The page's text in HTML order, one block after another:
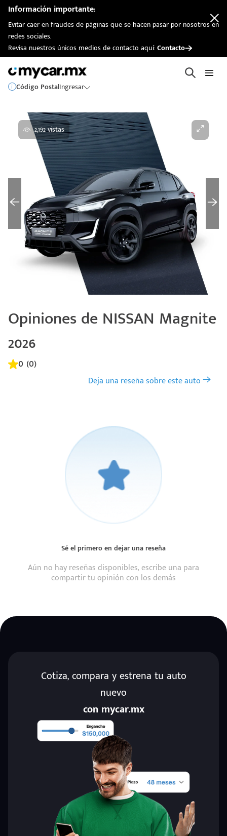
Información importante:
Evitar caer en fraudes de páginas que se hacen pasar por nosotros en
redes sociales.
Revisa nuestros únicos medios de contacto aquí:Contacto
Código PostalIngresar
2,192 vistas
Opiniones de NISSAN Magnite
2026
0 (0)
Deja una reseña sobre este auto
Sé el primero en dejar una reseña
Aún no hay reseñas disponibles, escribe una para
compartir tu opinión con los demás
Cotiza, compara y estrena tu auto
nuevo
con mycar.mx